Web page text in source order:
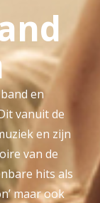
en
vanuit de
en zijn
van de
hits als
maar ook